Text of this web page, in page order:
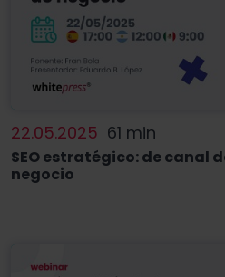
22.05.2025 61 min
SEO estratégico: de canal
negocio